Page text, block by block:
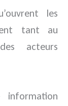
les
tant au
acteurs
information